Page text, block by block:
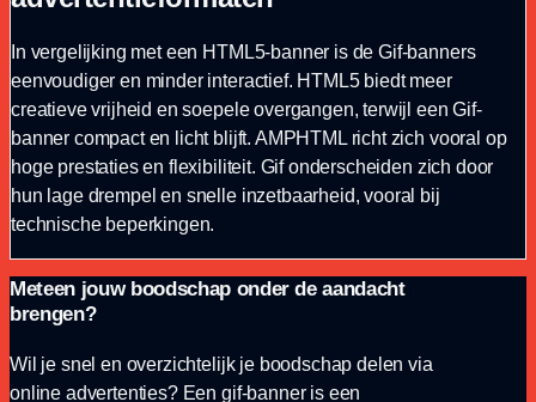
In vergelijking met een HTML5-banner is de Gif-banners
eenvoudiger en minder interactief. HTML5 biedt meer
creatieve vrijheid en soepele overgangen, terwijl een Gif-
banner compact en licht blijft. AMPHTML richt zich vooral op
hoge prestaties en flexibiliteit. Gif onderscheiden zich door
hun lage drempel en snelle inzetbaarheid, vooral bij
technische beperkingen.
Meteen jouw boodschap onder de aandacht
brengen?
Wil je snel en overzichtelijk je boodschap delen via
online advertenties? Een gif-banner is een